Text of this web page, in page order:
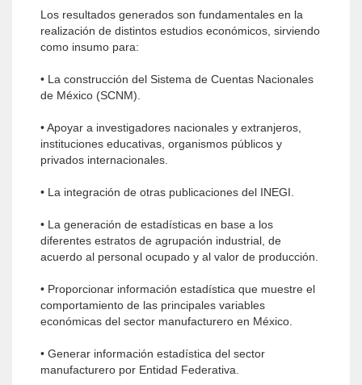
Los resultados generados son fundamentales en la
realización de distintos estudios económicos, sirviendo
como insumo para:
• La construcción del Sistema de Cuentas Nacionales
de México (SCNM).
• Apoyar a investigadores nacionales y extranjeros,
instituciones educativas, organismos públicos y
privados internacionales.
• La integración de otras publicaciones del INEGI.
• La generación de estadísticas en base a los
diferentes estratos de agrupación industrial, de
acuerdo al personal ocupado y al valor de producción.
• Proporcionar información estadística que muestre el
comportamiento de las principales variables
económicas del sector manufacturero en México.
• Generar información estadística del sector
manufacturero por Entidad Federativa.